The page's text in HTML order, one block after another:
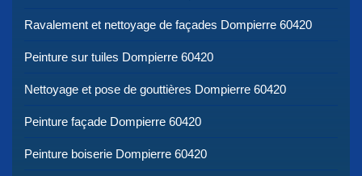
Ravalement et nettoyage de façades Dompierre 60420
Peinture sur tuiles Dompierre 60420
Nettoyage et pose de gouttières Dompierre 60420
Peinture façade Dompierre 60420
Peinture boiserie Dompierre 60420